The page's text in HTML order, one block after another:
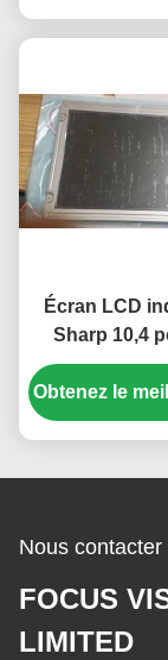
Écran LCD
Sharp 10,4
haute
350cd/m2
résolution de
Obtenez le
Nous contacter
FOCUS
LIMITED